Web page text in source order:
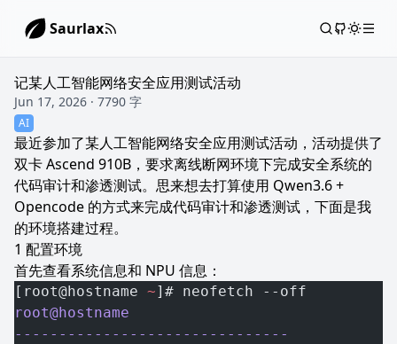
Saurlax
记某人工智能网络安全应用测试活动
Jun 17, 2026 · 7790 字
AI
最近参加了某人工智能网络安全应用测试活动，活动提供了
双卡 Ascend 910B，要求离线断网环境下完成安全系统的
代码审计和渗透测试。思来想去打算使用 Qwen3.6 +
Opencode 的方式来完成代码审计和渗透测试，下面是我
的环境搭建过程。
配置环境
首先查看系统信息和 NPU 信息：
[root@hostname ~]# neofetch --off
root@hostname
-------------------------------